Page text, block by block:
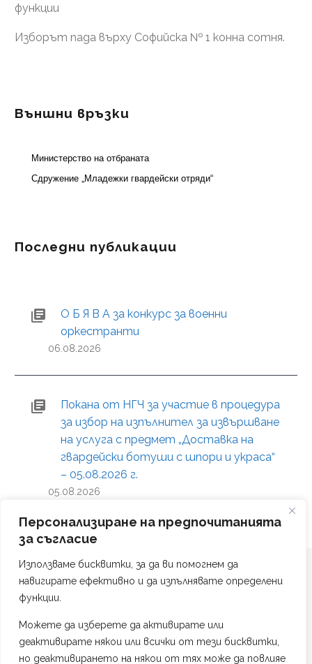
Персонализиране на предпочитанията
за съгласие
Използваме бисквитки, за да ви помогнем да
навигирате ефективно и да изпълнявате определени
функции.
Можете да изберете да активирате или
деактивирате някои или всички от тези бисквитки,
но деактивирането на някои от тях може да повлияе
функции
Изборът пада върху Софийска № 1 конна сотня.
Външни връзки
Министерство на отбраната
Сдружение „Младежки гвардейски отряди“
Последни публикации
О Б Я В А за конкурс за военни
оркестранти
06.08.2026
Покана от НГЧ за участие в процедура
за избор на изпълнител за извършване
на услуга с предмет „Доставка на
гвардейски ботуши с шпори и украса“
– 05.08.2026 г.
05.08.2026
Политика на поверителност
Изработка на сайт от #TAG Web Studio